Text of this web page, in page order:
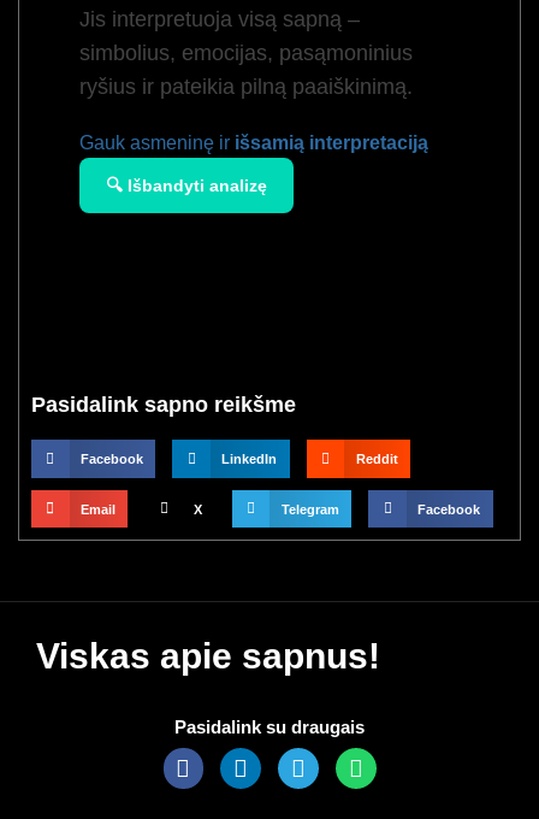
Jis interpretuoja visą sapną –
simbolius, emocijas, pasąmoninius
ryšius ir pateikia pilną paaiškinimą.
Gauk asmeninę ir išsamią interpretaciją
🔍 Išbandyti analizę
Pasidalink sapno reikšme
Facebook LinkedIn Reddit
Email X Telegram Facebook
Viskas apie sapnus!
Pasidalink su draugais